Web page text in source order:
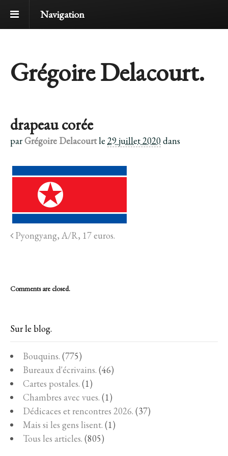
Navigation
Grégoire Delacourt.
drapeau corée
parGrégoire Delacourtle 29 juillet 2020dans
Pyongyang, A/R, 17 euros.
Comments are closed.
Sur le blog.
Bouquins. (775)
Bureaux d'écrivains. (46)
Cartes postales. (1)
Chambres avec vues. (1)
Dédicaces et rencontres 2026. (37)
Mais si les gens lisent. (1)
Tous les articles. (805)